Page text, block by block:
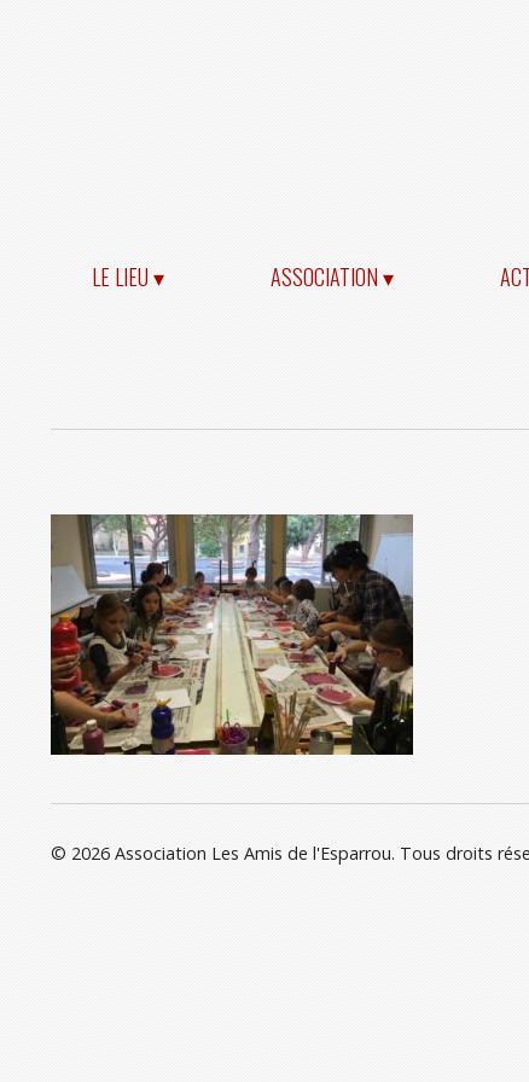
LE LIEU ▾ ASSOCIATION ▾
© 2026 Association Les Amis de l'Esparrou. Tous droits